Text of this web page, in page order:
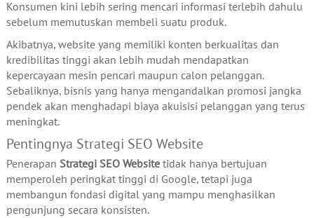
Konsumen kini lebih sering mencari informasi terlebih dahulu
sebelum memutuskan membeli suatu produk.
Akibatnya, website yang memiliki konten berkualitas dan
kredibilitas tinggi akan lebih mudah mendapatkan
kepercayaan mesin pencari maupun calon pelanggan.
Sebaliknya, bisnis yang hanya mengandalkan promosi jangka
pendek akan menghadapi biaya akuisisi pelanggan yang terus
meningkat.
Pentingnya Strategi SEO Website
Penerapan Strategi SEO Websitetidak hanya bertujuan
memperoleh peringkat tinggi di Google, tetapi juga
membangun fondasi digital yang mampu menghasilkan
pengunjung secara konsisten.